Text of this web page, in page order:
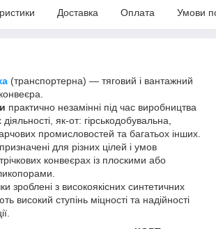
Доставка Оплата Умови
(транспортерна) — тяговий і вантажний
практично незамінні під час виробництва
як-от: гірськодобувальна,
промисловостей та багатьох інших.
для різних цілей і умов
конвеєрах із плоскими або
зроблені з високоякісних синтетичних
високий ступінь міцності та надійності